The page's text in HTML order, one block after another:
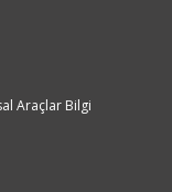
Araçlar Bilgi